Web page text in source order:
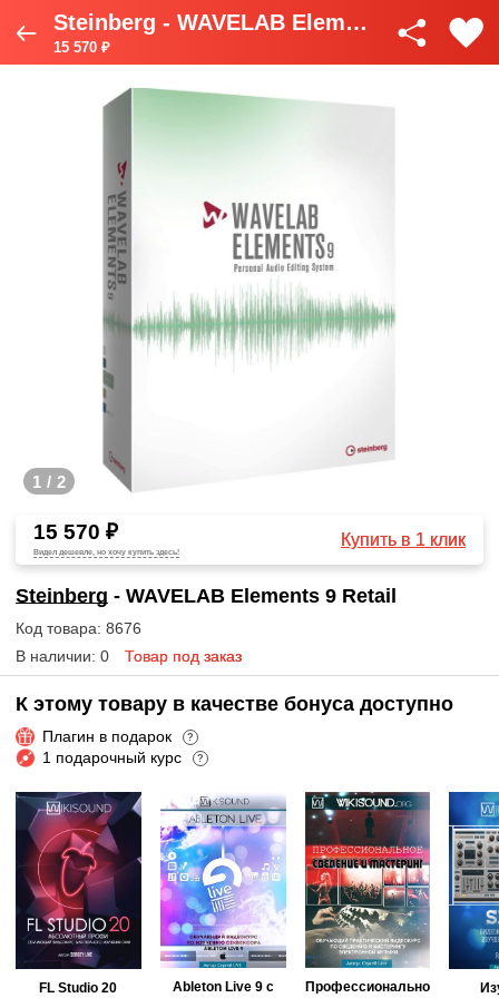
Steinberg - WAVELAB Elements 9 Retail
15 570 ₽
1 / 2
15 570 ₽
Видел дешевле, но хочу купить здесь!
Купить в 1 клик
Steinberg - WAVELAB Elements 9 Retail
Код товара: 8676
В наличии: 0
Товар под заказ
К этому товару в качестве бонуса доступно
Плагин в подарок ?
1 подарочный курс ?
FL Studio 20
Ableton Live 9 с
Профессионально